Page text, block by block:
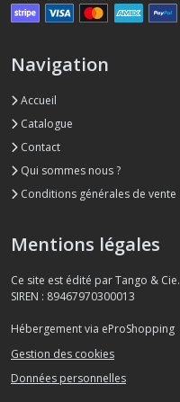
Navigation
Accueil
Catalogue
Contact
Qui sommes nous ?
Conditions générales de vente
Mentions légales
Ce site est édité par Tango & Cie.
SIREN : 89467970300013
Hébergement via eProShopping
Gestion des cookies
Données personnelles